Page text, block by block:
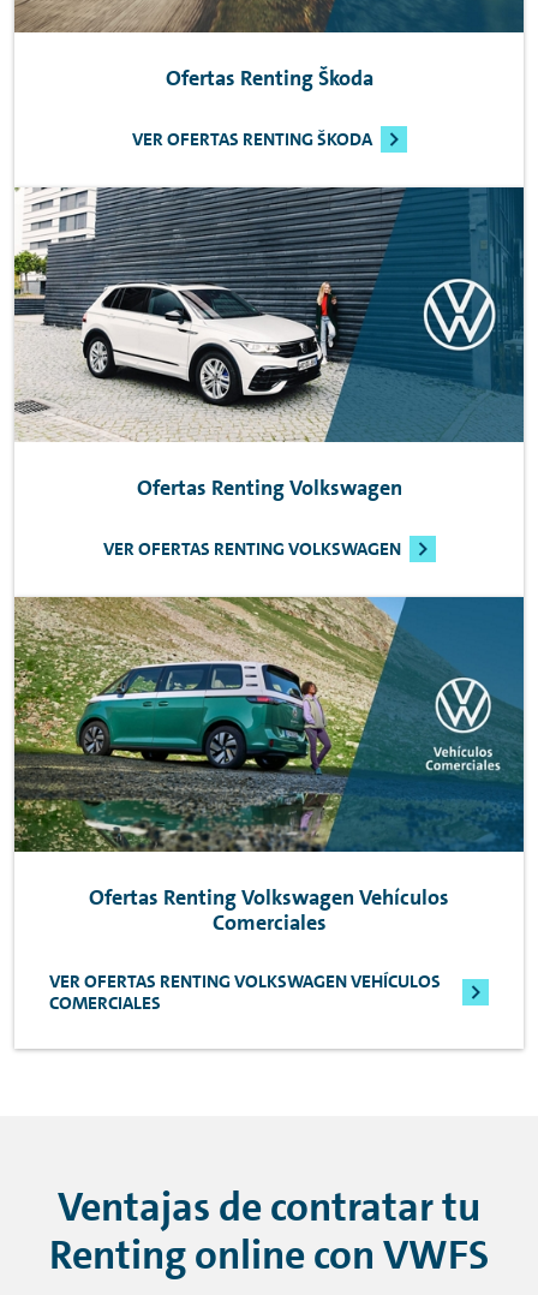
Ofertas RentingŠkoda
VER OFERTAS RENTING ŠKODA
Ofertas RentingVolkswagen
VER OFERTAS RENTING VOLKSWAGEN
Ofertas RentingVolkswagen Vehículos
Comerciales
VER OFERTAS RENTING VOLKSWAGEN VEHÍCULOS
COMERCIALES
Ventajas de contratar tu
Rentingonlinecon VWFS